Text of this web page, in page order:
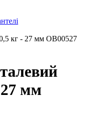
кг - 27 мм OB00527
мм